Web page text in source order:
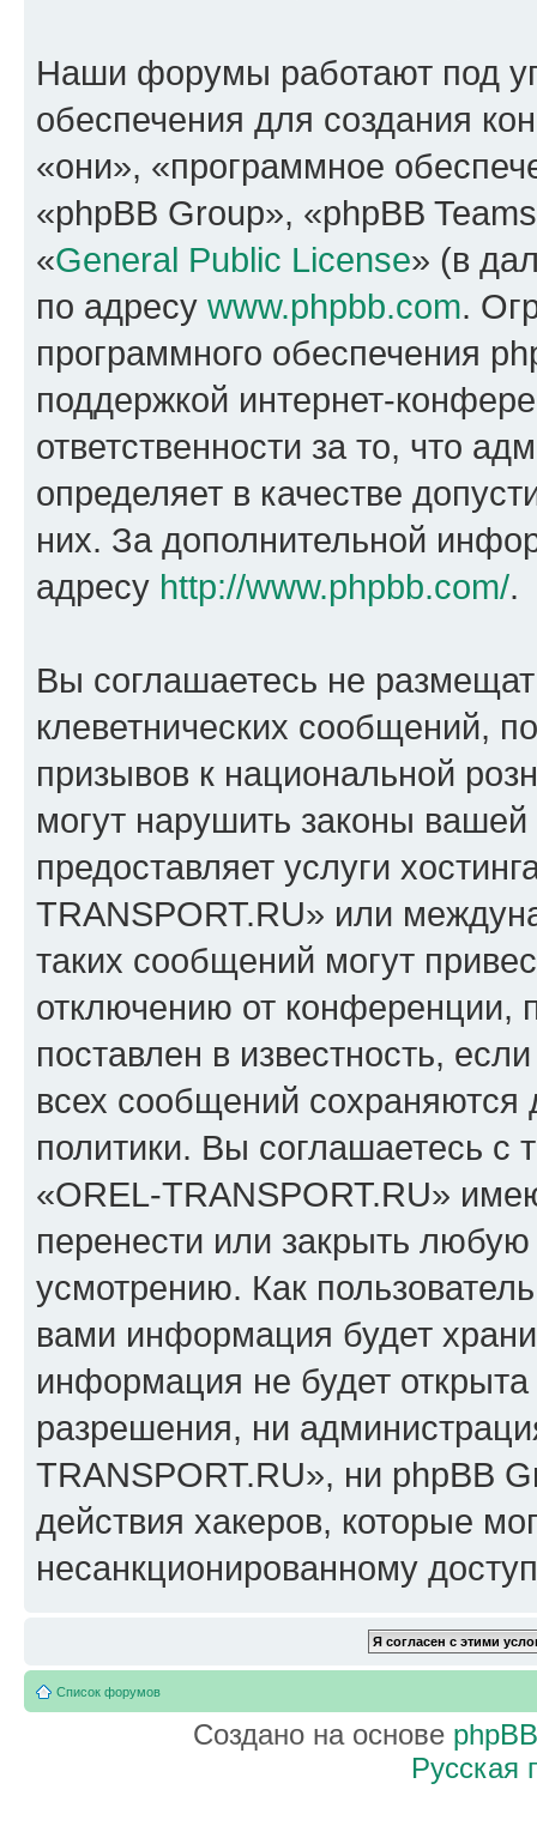
Наши форумы работают под
обеспечения для создания
«они», «программное
«phpBB Group», «phpBB
«General Public License» (в
по адресу www.phpbb.com.
программного обеспечения
поддержкой интернет-
ответственности за то, что
определяет в качестве
них. За дополнительной
адресу http://www.phpbb.com/.
Вы соглашаетесь не
клеветнических сообщений,
призывов к национальной
могут нарушить законы
предоставляет услуги
TRANSPORT.RU» или
таких сообщений могут
отключению от конференции,
поставлен в известность,
всех сообщений сохраняются
политики. Вы соглашаетесь
«OREL-TRANSPORT.RU»
перенести или закрыть
усмотрению. Как
вами информация будет
информация не будет
разрешения, ни
TRANSPORT.RU», ни phpBB
действия хакеров, которые
несанкционированному
Список форумов
Создано на основе phpBB
Русская